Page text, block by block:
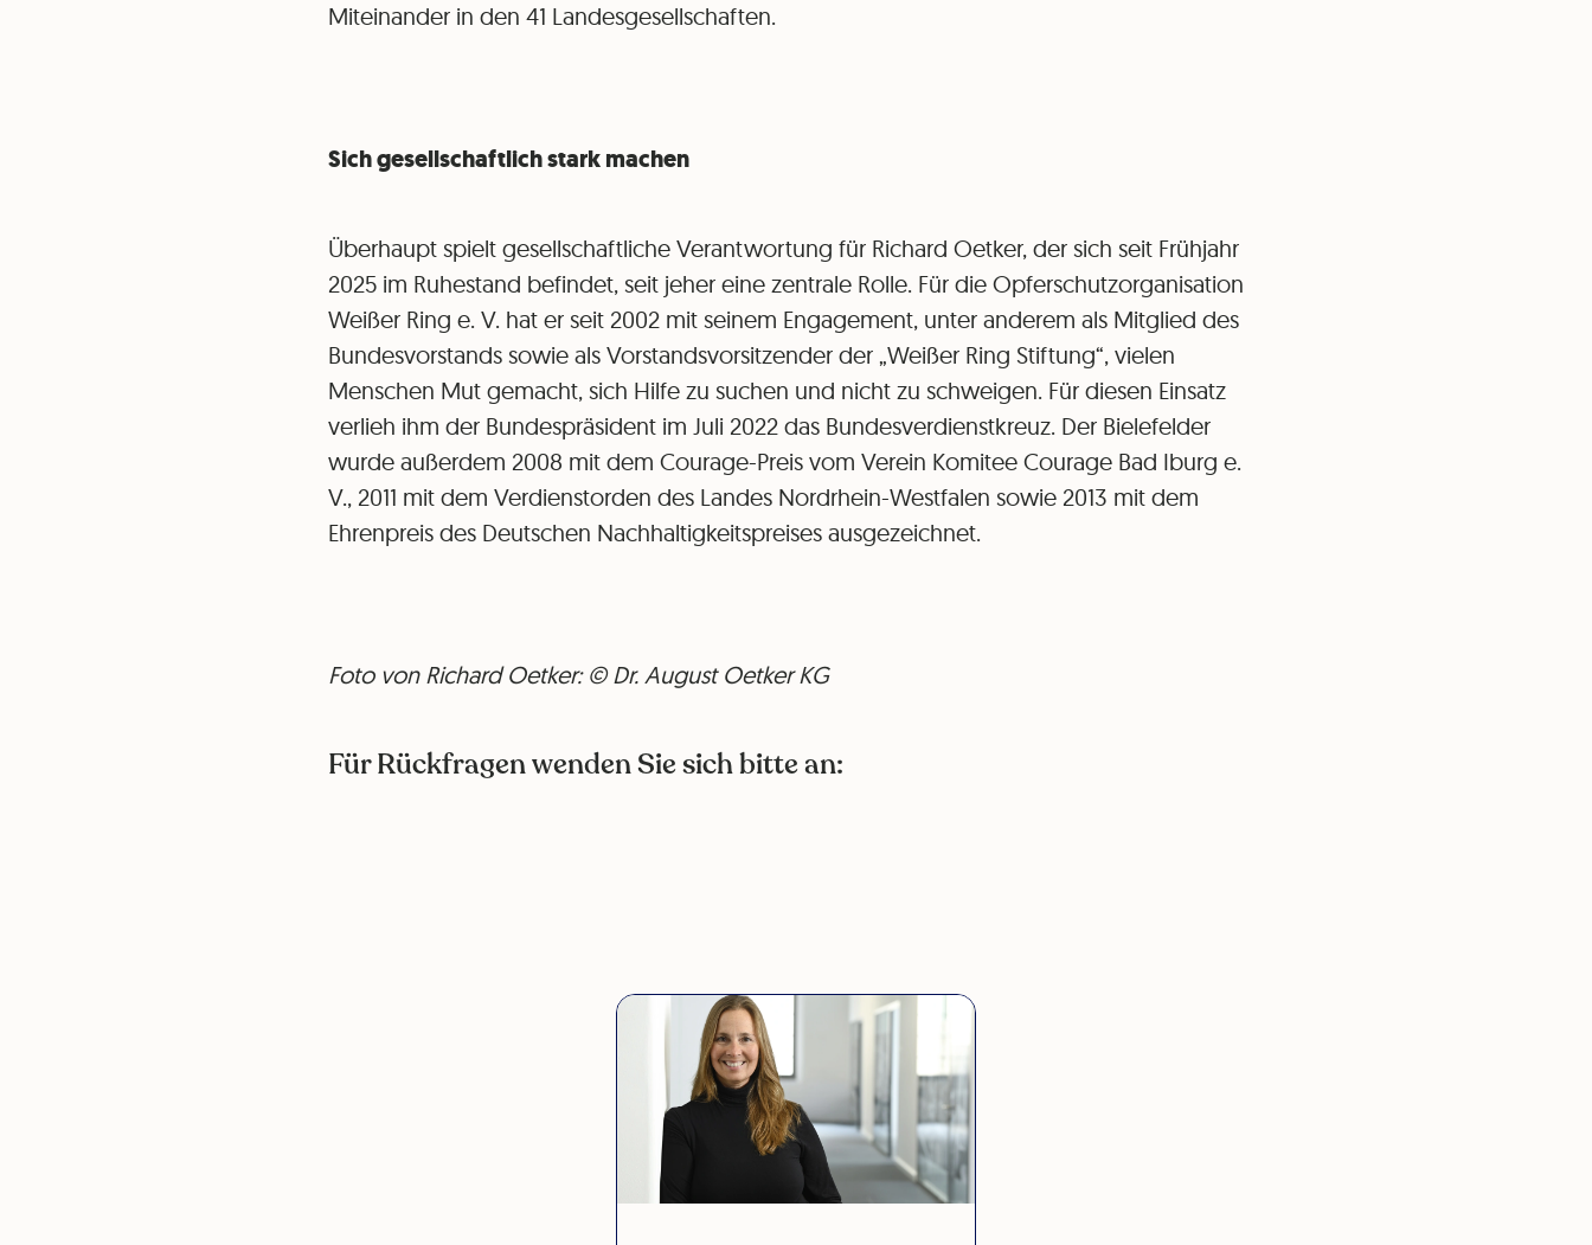
Miteinander in den 41 Landesgesellschaften.
Sich gesellschaftlich stark machen
Überhaupt spielt gesellschaftliche Verantwortung für Richard Oetker, der sich seit Frühjahr
2025 im Ruhestand befindet, seit jeher eine zentrale Rolle. Für die Opferschutzorganisation
Weißer Ring e. V. hat er seit 2002 mit seinem Engagement, unter anderem als Mitglied des
Bundesvorstands sowie als Vorstandsvorsitzender der „Weißer Ring Stiftung“, vielen
Menschen Mut gemacht, sich Hilfe zu suchen und nicht zu schweigen. Für diesen Einsatz
verlieh ihm der Bundespräsident im Juli 2022 das Bundesverdienstkreuz. Der Bielefelder
wurde außerdem 2008 mit dem Courage-Preis vom Verein Komitee Courage Bad Iburg e.
V., 2011 mit dem Verdienstorden des Landes Nordrhein-Westfalen sowie 2013 mit dem
Ehrenpreis des Deutschen Nachhaltigkeitspreises ausgezeichnet.
Foto von Richard Oetker: © Dr. August Oetker KG
Für Rückfragen wenden Sie sich bitte an: